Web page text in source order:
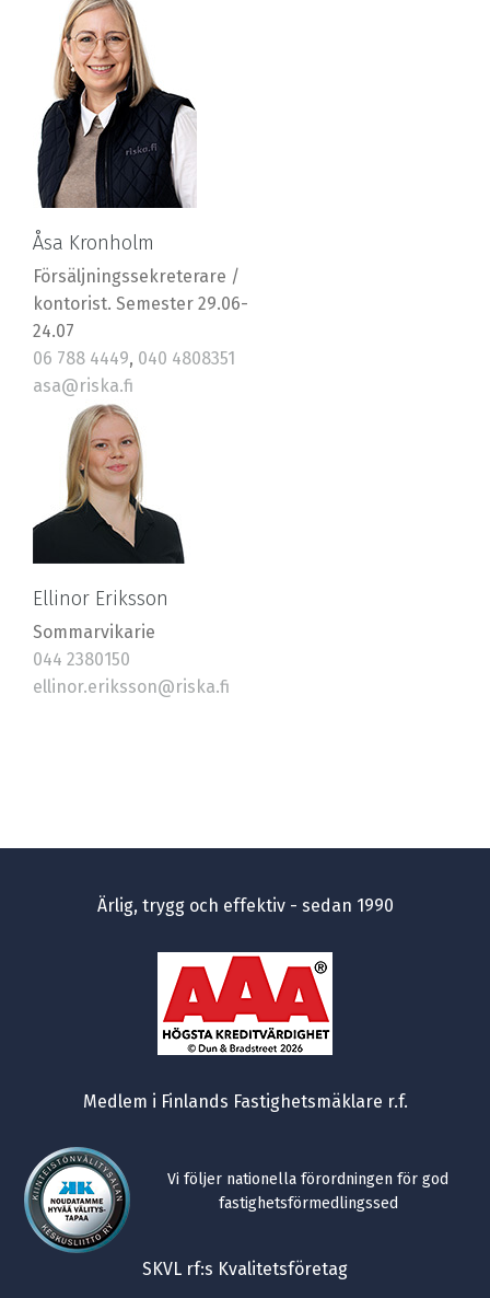
Åsa Kronholm
Försäljningssekreterare /
kontorist. Semester 29.06-
24.07
06 788 4449, 040 4808351
asa@riska.fi
Ellinor Eriksson
Sommarvikarie
044 2380150
ellinor.eriksson@riska.fi
Ärlig, trygg och effektiv - sedan 1990
Medlem i Finlands Fastighetsmäklare r.f.
Vi följer nationella förordningen för god
fastighetsförmedlingssed
SKVL rf:s Kvalitetsföretag